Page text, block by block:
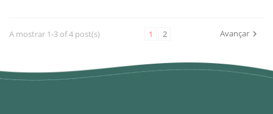
A mostrar 1-3 of 4 post(s) 1 2 Avançar 